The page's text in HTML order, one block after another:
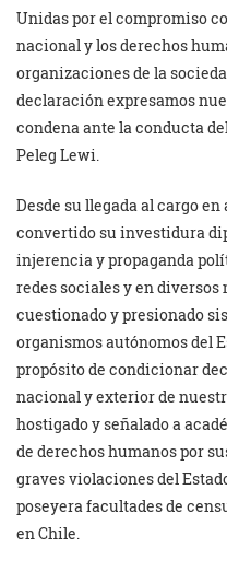
Unidas por el compromiso
nacional y los derechos
organizaciones de la
declaración expresamos
condena ante la conducta
Peleg Lewi.
Desde su llegada al cargo
convertido su investidura
injerencia y propaganda
redes sociales y en
cuestionado y presionado
organismos autónomos del
propósito de condicionar
nacional y exterior de
hostigado y señalado a
de derechos humanos por
graves violaciones del
poseyera facultades de
en Chile.